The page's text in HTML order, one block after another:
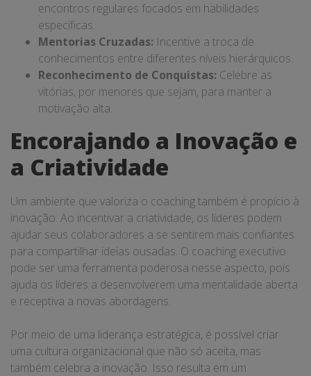
encontros regulares focados em habilidades
específicas.
Mentorias Cruzadas: Incentive a troca de
conhecimentos entre diferentes níveis hierárquicos.
Reconhecimento de Conquistas: Celebre as
vitórias, por menores que sejam, para manter a
motivação alta.
Encorajando a Inovação e
a Criatividade
Um ambiente que valoriza o coaching também é propício à
inovação. Ao incentivar a criatividade, os líderes podem
ajudar seus colaboradores a se sentirem mais confiantes
para compartilhar ideias ousadas. O coaching executivo
pode ser uma ferramenta poderosa nesse aspecto, pois
ajuda os líderes a desenvolverem uma mentalidade aberta
e receptiva a novas abordagens.
Por meio de uma liderança estratégica, é possível criar
uma cultura organizacional que não só aceita, mas
também celebra a inovação. Isso resulta em um